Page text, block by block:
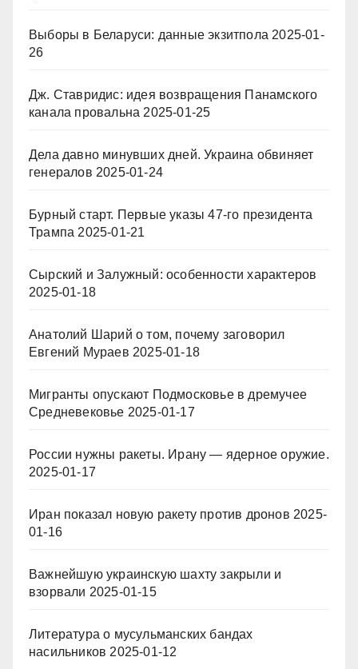
Выборы в Беларуси: данные экзитпола 2025-01-
26
Дж. Ставридис: идея возвращения Панамского
канала провальна 2025-01-25
Дела давно минувших дней. Украина обвиняет
генералов 2025-01-24
Бурный старт. Первые указы 47-го президента
Трампа 2025-01-21
Сырский и Залужный: особенности характеров
2025-01-18
Анатолий Шарий о том, почему заговорил
Евгений Мураев 2025-01-18
Мигранты опускают Подмосковье в дремучее
Средневековье 2025-01-17
России нужны ракеты. Ирану — ядерное оружие.
2025-01-17
Иран показал новую ракету против дронов 2025-
01-16
Важнейшую украинскую шахту закрыли и
взорвали 2025-01-15
Литература о мусульманских бандах
насильников 2025-01-12